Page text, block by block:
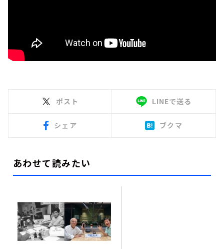
ポスト LINEで送る
シェア ブクマ
あわせて読みたい